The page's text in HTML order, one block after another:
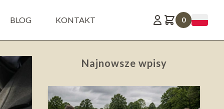
BLOG KONTAKT 0
Najnowsze wpisy